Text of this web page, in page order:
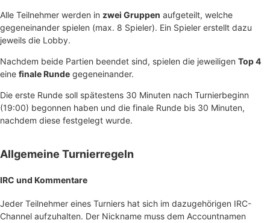
Alle Teilnehmer werden in zwei Gruppen aufgeteilt, welche
gegeneinander spielen (max. 8 Spieler). Ein Spieler erstellt dazu
jeweils die Lobby.
Nachdem beide Partien beendet sind, spielen die jeweiligen Top 4
eine finale Runde gegeneinander.
Die erste Runde soll spätestens 30 Minuten nach Turnierbeginn
(19:00) begonnen haben und die finale Runde bis 30 Minuten,
nachdem diese festgelegt wurde.
Allgemeine Turnierregeln
IRC und Kommentare
Jeder Teilnehmer eines Turniers hat sich im dazugehörigen IRC-
Channel aufzuhalten. Der Nickname muss dem Accountnamen